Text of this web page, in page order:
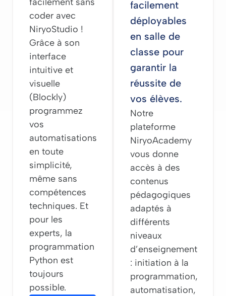
coder avec
NiryoStudio !
Grâce à son
interface
intuitive et
visuelle
(Blockly)
programmez
vos
automatisations
en toute
simplicité,
même sans
compétences
techniques. Et
pour les
experts, la
programmation
Python est
toujours
possible.
facilement
déployables
en salle de
classe pour
garantir la
réussite de
vos élèves.
Notre
plateforme
NiryoAcademy
vous donne
accès à des
contenus
pédagogiques
adaptés à
différents
niveaux
d’enseignement
: initiation à la
programmation,
automatisation,